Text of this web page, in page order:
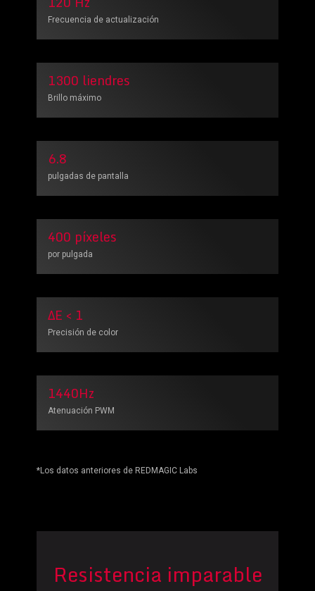
Frecuencia de actualización
1300 liendres
Brillo máximo
6.8
pulgadas de pantalla
400 píxeles
por pulgada
ΔE < 1
Precisión de color
1440Hz
Atenuación PWM
*Los datos anteriores de REDMAGIC Labs
Resistencia imparable